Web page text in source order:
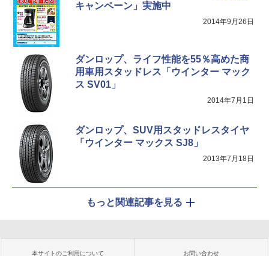
キャンペーン」実施中
2014年9月26日
ダンロップ、ライフ性能を55％高めた商
用車用スタッドレス「ウインター マック
ス SV01」
2014年7月1日
ダンロップ、SUV用スタッドレスタイヤ
「ウインター マックス SJ8」
2013年7月18日
もっと関連記事を見る
本サイトのご利用について お問い合わせ